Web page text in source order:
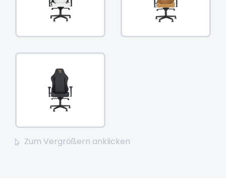
Zum Vergrößern anklicken